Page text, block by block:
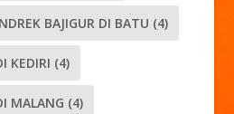
BAJIGUR DI BATU (4)
KEDIRI (4)
MALANG (4)